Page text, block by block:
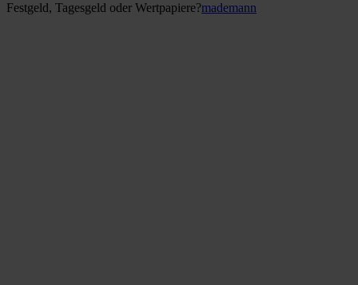
Festgeld, Tagesgeld oder Wertpapiere?mademann